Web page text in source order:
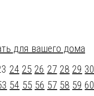
для вашего дома
24 25 26 27 28 29 30
54 55 56 57 58 59 60